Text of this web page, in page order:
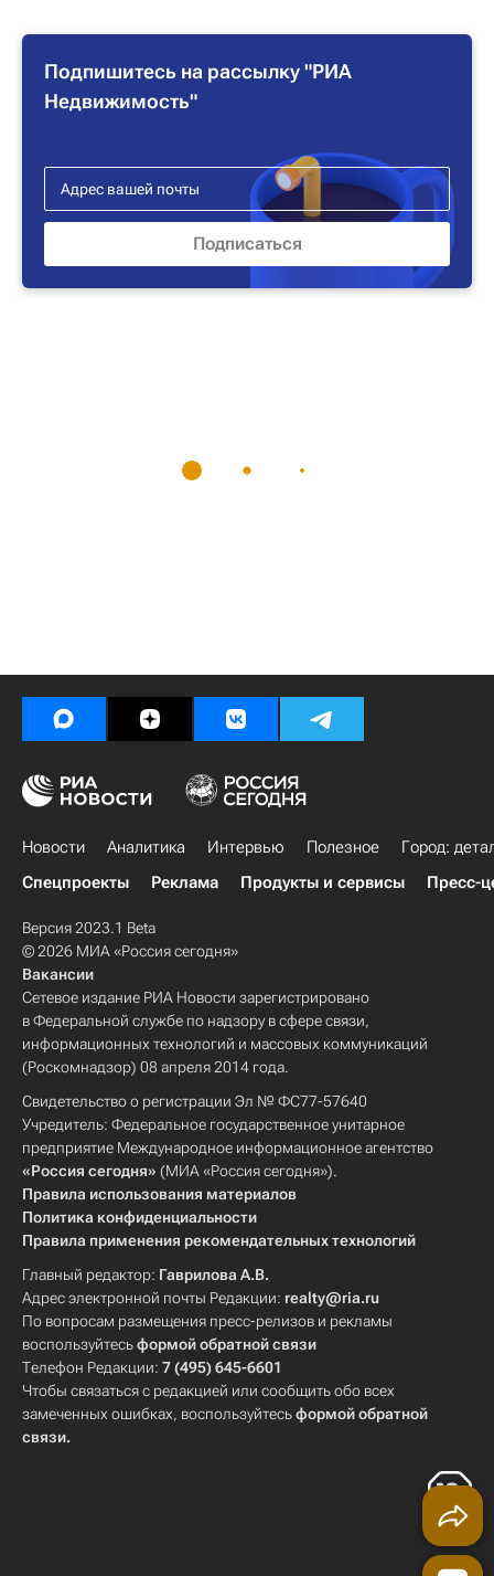
Подпишитесь на рассылку "РИА
Недвижимость"
Новости Аналитика Интервью Полезное
Город:
Спецпроекты
Реклама Продукты и сервисы Пресс-
Версия 2023.1 Beta
© 2026 МИА «Россия сегодня»
Вакансии
Сетевое издание РИА Новости зарегистрировано
в Федеральной службе по надзору в сфере связи,
информационных технологий и массовых коммуникаций
(Роскомнадзор) 08 апреля 2014 года.
Свидетельство о регистрации Эл № ФС77-57640
Учредитель: Федеральное государственное унитарное
предприятие Международное информационное агентство
«Россия сегодня» (МИА «Россия сегодня»).
Правила использования материалов
Политика конфиденциальности
Правила применения рекомендательных технологий
Главный редактор: Гаврилова А.В.
Адрес электронной почты Редакции: realty@ria.ru
По вопросам размещения пресс-релизов и рекламы
воспользуйтесьформой обратной связи
Телефон Редакции: 7 (495) 645-6601
Чтобы связаться с редакцией или сообщить обо всех
замеченных ошибках, воспользуйтесьформой обратной
связи.